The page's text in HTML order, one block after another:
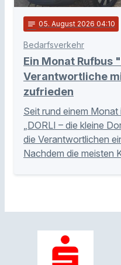
notes 05. August 2026 04:10
Bedarfsverkehr
Ein Monat Rufbus
Verantwortliche
zufrieden
Seit rund einem
„DORLI – die kleine
die Verantwortlichen
Nachdem die meisten